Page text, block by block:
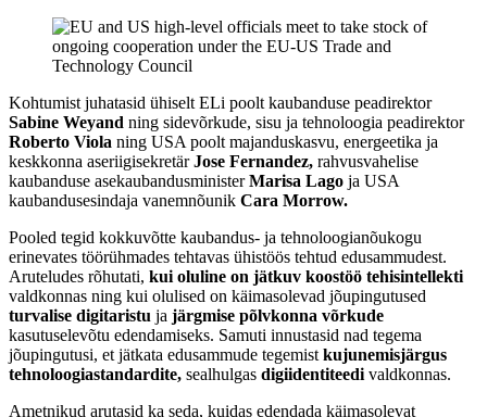
Kohtumist juhatasid ühiselt ELi poolt kaubanduse peadirektor
Sabine Weyand ning sidevõrkude, sisu ja tehnoloogia peadirektor
Roberto Viola ning USA poolt majanduskasvu, energeetika ja
keskkonna aseriigisekretärJose Fernandez, rahvusvahelise
kaubanduse asekaubandusministerMarisa Lago ja USA
kaubandusesindaja vanemnõunik Cara Morrow.
Pooled tegid kokkuvõtte kaubandus- ja tehnoloogianõukogu
erinevates töörühmades tehtavas ühistöös tehtud edusammudest.
Aruteludes rõhutati, kui oluline on jätkuv koostöö tehisintellekti
valdkonnas ning kui olulised on käimasolevad jõupingutused
turvalise digitaristu ja järgmise põlvkonna võrkude
kasutuselevõtu edendamiseks. Samuti innustasid nad tegema
jõupingutusi, et jätkata edusammude tegemist kujunemisjärgus
tehnoloogiastandardite, sealhulgas digiidentiteedi valdkonnas.
Ametnikud arutasid ka seda, kuidas edendada käimasolevat